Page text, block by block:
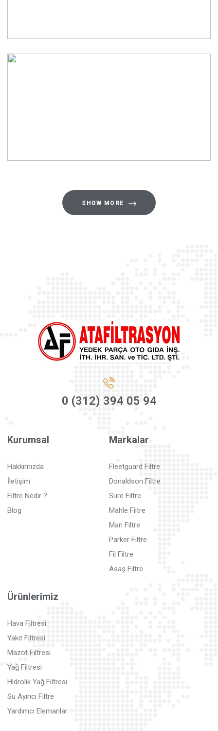
SHOW MORE
0 (312) 394 05 94
Kurumsal
Hakkımızda
İletişim
Filtre Nedir ?
Blog
Markalar
Fleetguard Filtre
Donaldson Filtre
Sure Filtre
Mahle Filtre
Man Filtre
Parker Filtre
Fil Filtre
Asaş Filtre
Ürünlerimiz
Hava Filtresi
Yakıt Filtresi
Mazot Filtresi
Yağ Filtresi
Hidrolik Yağ Filtresi
Su Ayırıcı Filtre
Yardımcı Elemanlar